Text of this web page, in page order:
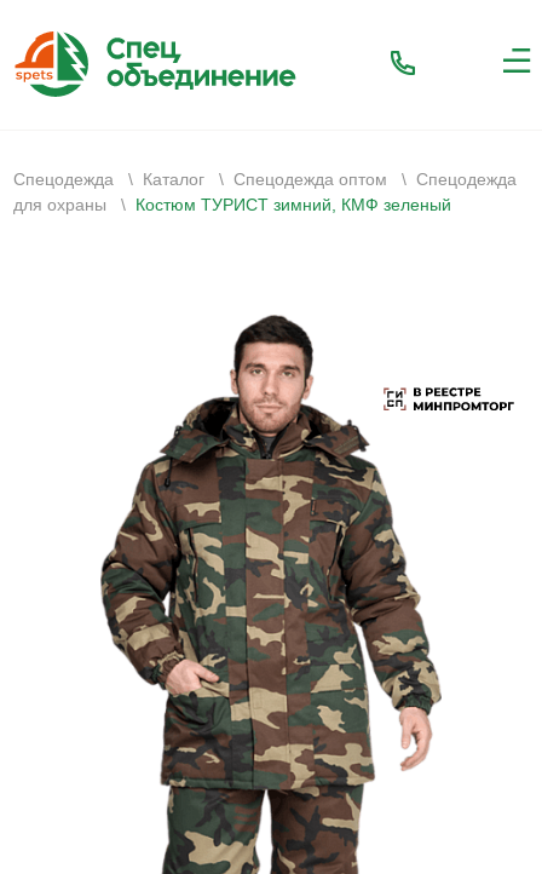
Спецодежда \ Каталог \ Спецодежда оптом \ Спецодежда
для охраны
\ Костюм ТУРИСТ зимний, КМФ зеленый